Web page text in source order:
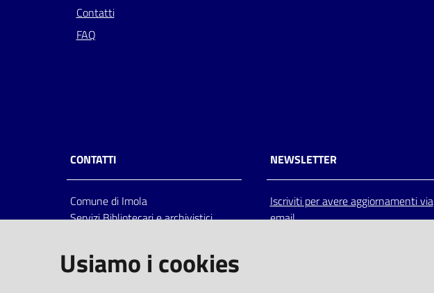
Contatti
FAQ
CONTATTI
Comune di Imola
Servizi Bibliotecari e archivistici
Italia
centralino: tel 0542.6026.36 fax
NEWSLETTER
Iscriviti per avere aggiornamenti via
email
Usiamo i cookies